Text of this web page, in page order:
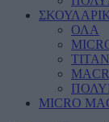
ΟΛΑ
MICRO